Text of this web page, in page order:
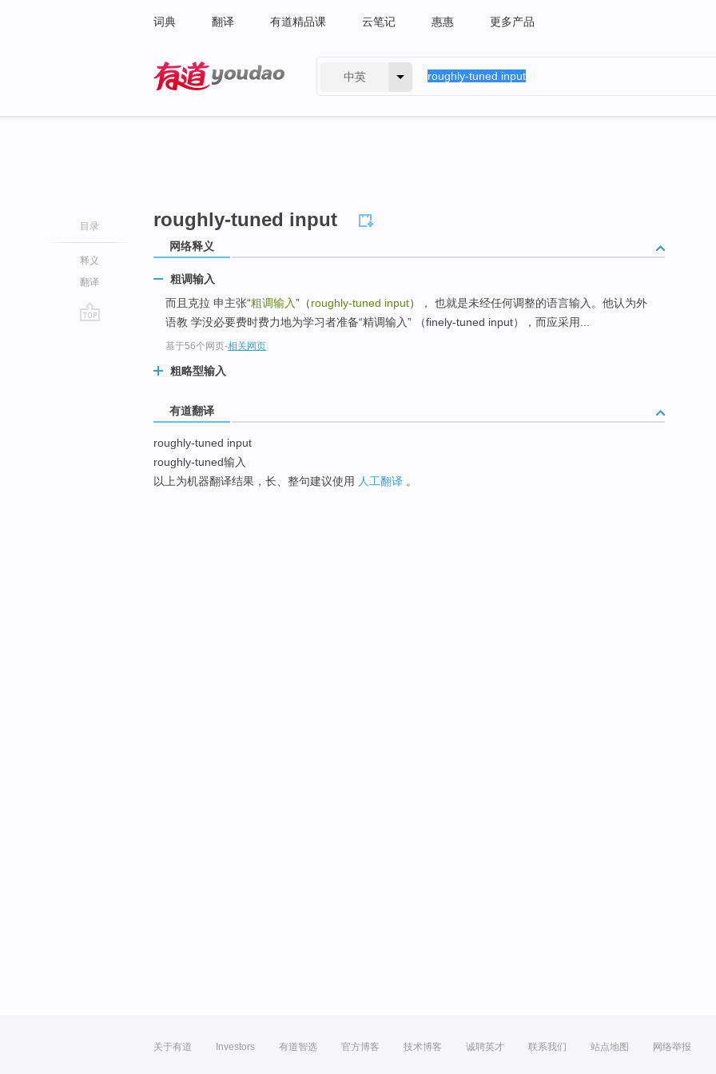
词典 翻译 有道精品课 云笔记 惠惠 更多产品
中英
目录
释义
翻译
roughly-tuned input
网络释义
粗调输入
而且克拉 申主张“粗调输入”（roughly-tuned input）， 也就是未经任何调整的语言输入。他认为外
语教 学没必要费时费力地为学习者准备“精调输入” （finely-tuned input），而应采用...
基于56个网页-相关网页
粗略型输入
有道翻译
roughly-tuned input
roughly-tuned输入
以上为机器翻译结果，长、整句建议使用 人工翻译 。
关于有道 Investors 有道智选 官方博客 技术博客 诚聘英才 联系我们 站点地图 网络举报